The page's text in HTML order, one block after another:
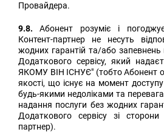
Провайдера.
9.8. Абонент розуміє і
Контент-партнер не несуть
жодних гарантій та/або
Додаткового сервісу, який
ЯКОМУ ВІН ІСНУЄ" (тобто Абонент
якості, що існує на момент
будь-якими недоліками та
надання послуги без жодних
Додаткового сервісу зі
партнер).